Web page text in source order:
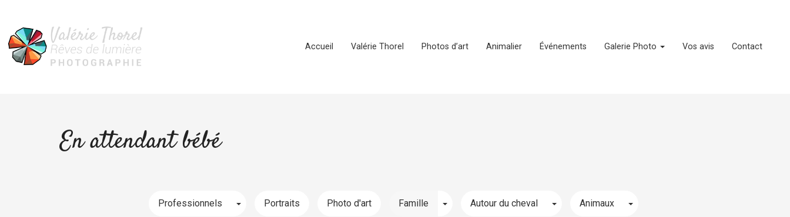
Accueil Valérie Thorel Photos d’art Animalier Événements Galerie Photo Vos avis Contact
En attendant bébé
Professionnels Toggle Dropdown
Portraits Photo d'art Famille Toggle Dropdown
Autour du cheval Toggle Dropdown
Animaux Toggle Dropdown